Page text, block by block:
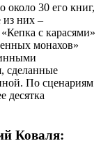
30 его книг,
из них –
с карасями»
монахов»
сделанные
По сценариям
десятка
Коваля: